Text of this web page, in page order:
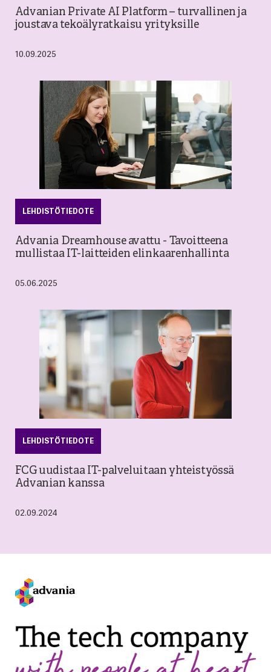
Advanian Private AI Platform – turvallinen ja
joustava tekoälyratkaisu yrityksille
10.09.2025
LEHDISTÖTIEDOTE
Advania Dreamhouse avattu - Tavoitteena
mullistaa IT-laitteiden elinkaarenhallinta
05.06.2025
LEHDISTÖTIEDOTE
FCG uudistaa IT-palveluitaan yhteistyössä
Advanian kanssa
02.09.2024